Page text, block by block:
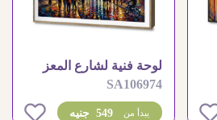
0
لوحة فنية لشارع المعز
التاريخي في الليل
SA106974
549 جنيه يبدأ من 0